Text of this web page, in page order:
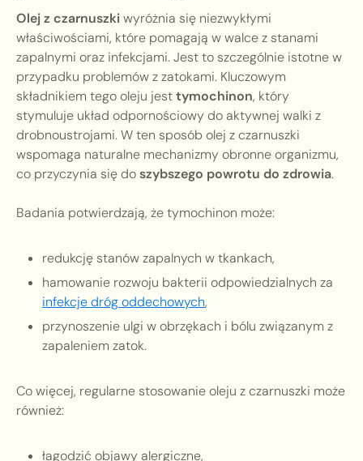
Olej z czarnuszkiwyróżnia się niezwykłymi
właściwościami, które pomagają w walce z stanami
zapalnymi oraz infekcjami. Jest to szczególnie istotne w
przypadku problemów z zatokami. Kluczowym
składnikiem tego oleju jesttymochinon, który
stymuluje układ odpornościowy do aktywnej walki z
drobnoustrojami. W ten sposób olej z czarnuszki
wspomaga naturalne mechanizmy obronne organizmu,
co przyczynia się doszybszego powrotu do zdrowia.
Badania potwierdzają, że tymochinon może:
redukcję stanów zapalnych w tkankach,
hamowanie rozwoju bakterii odpowiedzialnych za
infekcje dróg oddechowych,
przynoszenie ulgi w obrzękach i bólu związanym z
zapaleniem zatok.
Co więcej, regularne stosowanie oleju z czarnuszki może
również:
łagodzić objawy alergiczne,